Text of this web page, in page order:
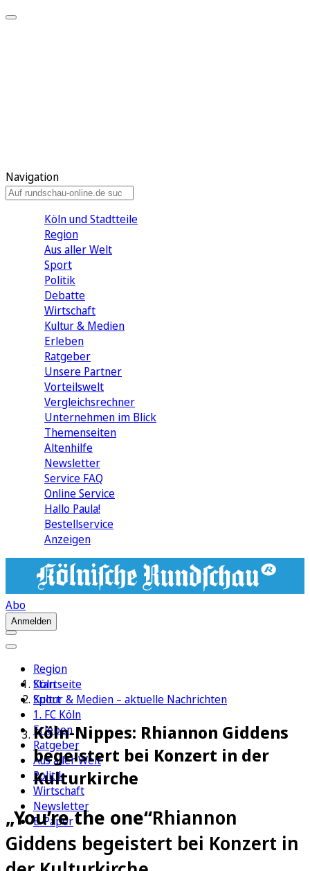
Navigation
Köln und Stadtteile
Region
Aus aller Welt
Sport
Politik
Debatte
Wirtschaft
Kultur & Medien
Erleben
Ratgeber
Unsere Partner
Vorteilswelt
Vergleichsrechner
Unternehmen im Blick
Themenseiten
Altenhilfe
Newsletter
Service FAQ
Online Service
Hallo Paula!
Bestellservice
Anzeigen
Abo
Anmelden
Region
Köln
Sport
1. FC Köln
Erleben
Ratgeber
Aus aller Welt
Politik
Wirtschaft
Newsletter
E-Paper
Startseite
Kultur & Medien – aktuelle Nachrichten
Köln-Nippes: Rhiannon Giddens
begeistert bei Konzert in der
Kulturkirche
„You’re the one“Rhiannon
Giddens begeistert bei Konzert in